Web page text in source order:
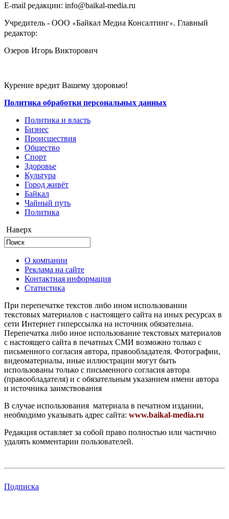
E-mail редакции: info@baikal-media.ru
Учредитель - ООО «Байкал Медиа Консалтинг». Главный
редактор:
Озеров Игорь Викторович
Курение вредит Вашему здоровью!
Политика обработки персональных данных
Политика и власть
Бизнес
Происшествия
Общество
Cпорт
Здоровье
Культура
Город живёт
Байкал
Чайный путь
Политика
Наверх
О компании
Реклама на сайте
Контактная информация
Статистика
При перепечатке текстов либо ином использовании
текстовых материалов с настоящего сайта на иных ресурсах в
сети Интернет гиперссылка на источник обязательна.
Перепечатка либо иное использование текстовых материалов
с настоящего сайта в печатных СМИ возможно только с
письменного согласия автора, правообладателя. Фотографии,
видеоматериалы, иные иллюстрации могут быть
использованы только с письменного согласия автора
(правообладателя) и с обязательным указанием имени автора
и источника заимствования
В случае использования материала в печатном издании,
необходимо указывать адрес сайта: www.baikal-media.ru
Редакция оставляет за собой право полностью или частично
удалять комментарии пользователей.
Подписка